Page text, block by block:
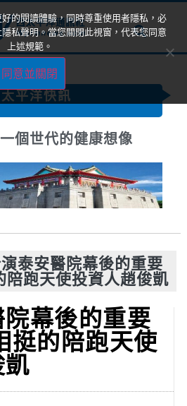
平洋快訊
個世代的健康想像
泰安醫院幕後的重要
陪跑天使投資人趙俊凱
幕後的重要
挺的陪跑天使
凱
的閱讀體驗，同時尊重使用者隱私，必
私聲明。當您關閉此視窗，代表您同意
上述規範。
同意並關閉